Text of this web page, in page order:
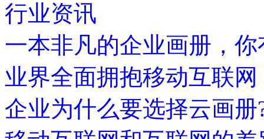
行业资讯
一本非凡的企业画册，
业界全面拥抱移动互联网
企业为什么要选择云画册